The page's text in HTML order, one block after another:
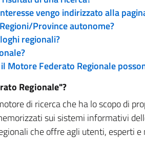
vengo indirizzato alla
Province autonome?
regionali?
Motore Federato Regionale
Regionale"?
di ricerca che ha lo scopo di
sui sistemi informativi
che offre agli utenti, esperti